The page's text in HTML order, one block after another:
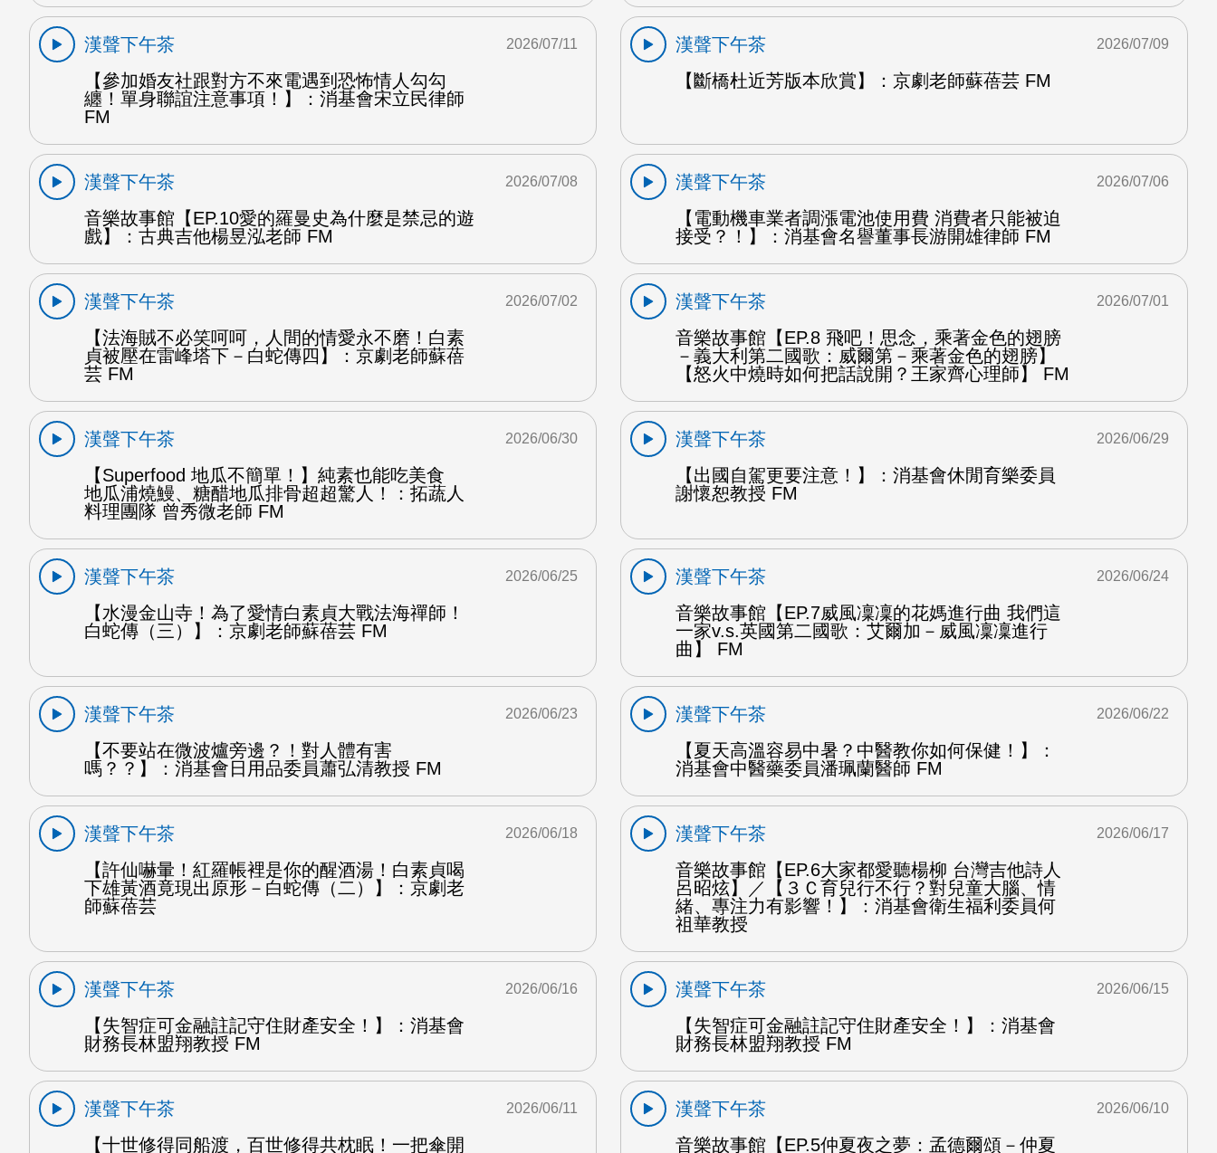
漢聲下午茶
【參加婚友社跟對方不來電遇到恐怖情人勾勾
纏！單身聯誼注意事項！】：消基會宋立民律師
FM
2026/07/11
漢聲下午茶
【斷橋杜近芳版本欣賞】：京劇老師蘇蓓芸 FM
2026/07/09
漢聲下午茶
音樂故事館【EP.10愛的羅曼史為什麼是禁忌的遊
戲】：古典吉他楊昱泓老師 FM
2026/07/08
漢聲下午茶
【電動機車業者調漲電池使用費 消費者只能被迫
接受？！】：消基會名譽董事長游開雄律師 FM
2026/07/06
漢聲下午茶
【法海賊不必笑呵呵，人間的情愛永不磨！白素
貞被壓在雷峰塔下－白蛇傳四】：京劇老師蘇蓓
芸 FM
2026/07/02
漢聲下午茶
音樂故事館【EP.8 飛吧！思念，乘著金色的翅膀
－義大利第二國歌：威爾第－乘著金色的翅膀】
【怒火中燒時如何把話說開？王家齊心理師】 FM
2026/07/01
漢聲下午茶
【Superfood 地瓜不簡單！】純素也能吃美食
地瓜浦燒鰻、糖醋地瓜排骨超超驚人！：拓蔬人
料理團隊 曾秀微老師 FM
2026/06/30
漢聲下午茶
【出國自駕更要注意！】：消基會休閒育樂委員
謝懷恕教授 FM
2026/06/29
漢聲下午茶
【水漫金山寺！為了愛情白素貞大戰法海禪師！
白蛇傳（三）】：京劇老師蘇蓓芸 FM
2026/06/25
漢聲下午茶
音樂故事館【EP.7威風凜凜的花媽進行曲 我們這
一家v.s.英國第二國歌：艾爾加－威風凜凜進行
曲】 FM
2026/06/24
漢聲下午茶
【不要站在微波爐旁邊？！對人體有害
嗎？？】：消基會日用品委員蕭弘清教授 FM
2026/06/23
漢聲下午茶
【夏天高溫容易中暑？中醫教你如何保健！】：
消基會中醫藥委員潘珮蘭醫師 FM
2026/06/22
漢聲下午茶
【許仙嚇暈！紅羅帳裡是你的醒酒湯！白素貞喝
下雄黃酒竟現出原形－白蛇傳（二）】：京劇老
師蘇蓓芸
2026/06/18
漢聲下午茶
音樂故事館【EP.6大家都愛聽楊柳 台灣吉他詩人
呂昭炫】／【３Ｃ育兒行不行？對兒童大腦、情
緒、專注力有影響！】：消基會衛生福利委員何
祖華教授
2026/06/17
漢聲下午茶
【失智症可金融註記守住財產安全！】：消基會
財務長林盟翔教授 FM
2026/06/16
漢聲下午茶
【失智症可金融註記守住財產安全！】：消基會
財務長林盟翔教授 FM
2026/06/15
漢聲下午茶
【十世修得同船渡，百世修得共枕眠！一把傘開
2026/06/11
漢聲下午茶
音樂故事館【EP.5仲夏夜之夢：孟德爾頌－仲夏
2026/06/10